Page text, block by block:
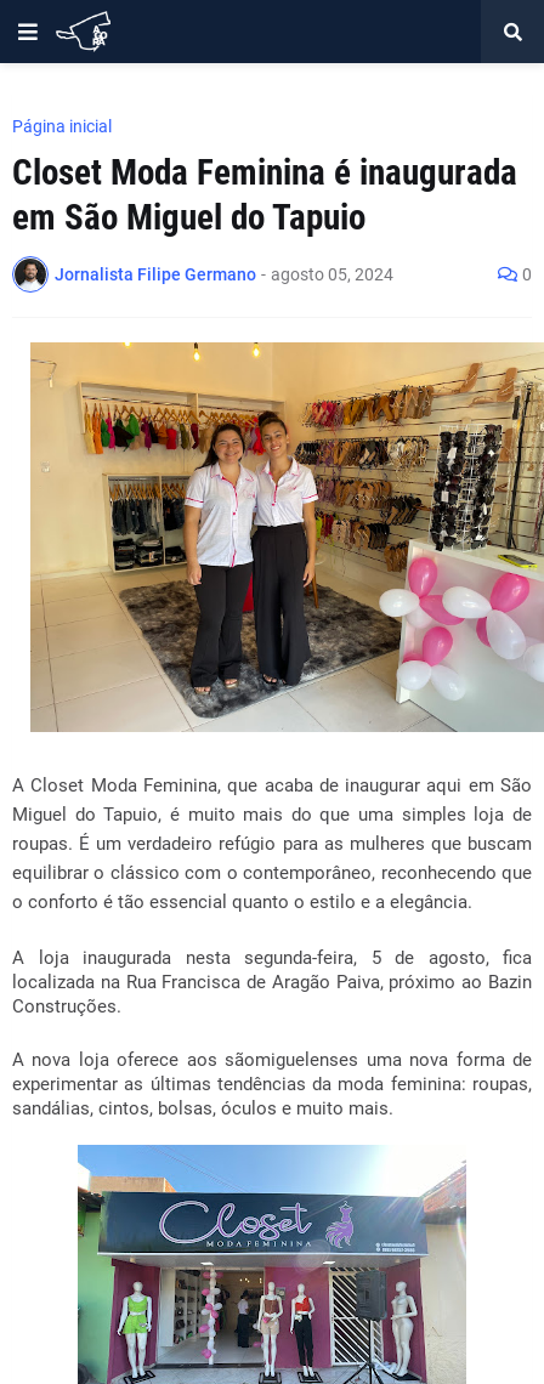
Página inicial
Closet Moda Feminina é inaugurada
em São Miguel do Tapuio
Jornalista Filipe Germano - agosto 05, 2024 0
A Closet Moda Feminina, que acaba de inaugurar aqui em São
Miguel do Tapuio, é muito mais do que uma simples loja de
roupas. É um verdadeiro refúgio para as mulheres que buscam
equilibrar o clássico com o contemporâneo, reconhecendo que
o conforto é tão essencial quanto o estilo e a elegância.
A loja inaugurada nesta segunda-feira, 5 de agosto, fica
localizada na Rua Francisca de Aragão Paiva, próximo ao Bazin
Construções.
A nova loja oferece aos sãomiguelenses uma nova forma de
experimentar as últimas tendências da moda feminina: roupas,
sandálias, cintos, bolsas, óculos e muito mais.